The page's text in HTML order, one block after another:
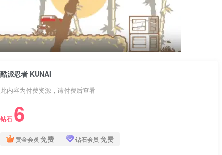
酷派忍者 KUNAI
此内容为付费资源，请付费后查看
钻石 6
黄金会员 免费 钻石会员 免费